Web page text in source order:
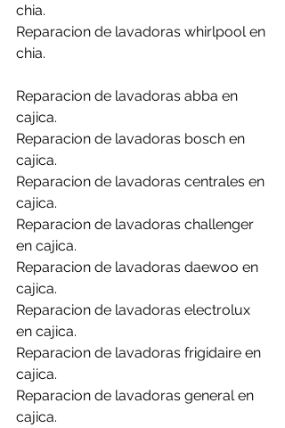
chia.
Reparacion de lavadoras whirlpool en
chia.
Reparacion de lavadoras abba en
cajica.
Reparacion de lavadoras bosch en
cajica.
Reparacion de lavadoras centrales en
cajica.
Reparacion de lavadoras challenger
en cajica.
Reparacion de lavadoras daewoo en
cajica.
Reparacion de lavadoras electrolux
en cajica.
Reparacion de lavadoras frigidaire en
cajica.
Reparacion de lavadoras general en
cajica.